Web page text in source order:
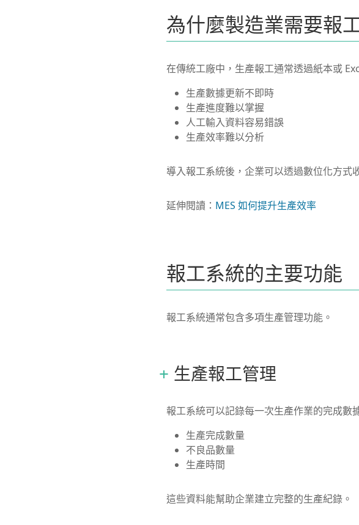
為什麼製造業需要報
在傳統工廠中，生產報工通常透過紙本或
生產數據更新不即時
生產進度難以掌握
人工輸入資料容易錯誤
生產效率難以分析
導入報工系統後，企業可以透過數位化方
延伸閱讀： MES 如何提升生產效率
報工系統的主要功能
報工系統通常包含多項生產管理功能。
生產報工管理
報工系統可以記錄每一次生產作業的完成數
生產完成數量
不良品數量
生產時間
這些資料能幫助企業建立完整的生產紀錄。